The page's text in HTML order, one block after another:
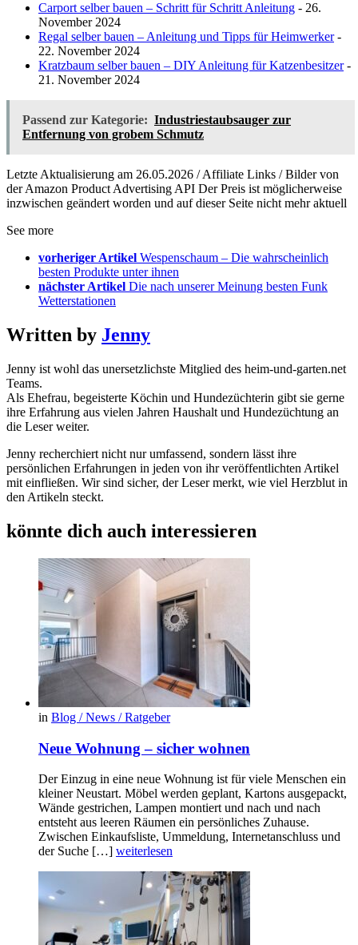
Carport selber bauen – Schritt für Schritt Anleitung - 26.
November 2024
Regal selber bauen – Anleitung und Tipps für Heimwerker-
22. November 2024
Kratzbaum selber bauen – DIY Anleitung für Katzenbesitzer-
21. November 2024
Passend zur Kategorie: Industriestaubsauger zur
Entfernung von grobem Schmutz
Letzte Aktualisierung am 26.05.2026 / Affiliate Links / Bilder von
der Amazon Product Advertising API Der Preis ist möglicherweise
inzwischen geändert worden und auf dieser Seite nicht mehr aktuell
See more
vorheriger Artikel Wespenschaum – Die wahrscheinlich
besten Produkte unter ihnen
nächster Artikel Die nach unserer Meinung besten Funk
Wetterstationen
Written by Jenny
Jenny ist wohl das unersetzlichste Mitglied des heim-und-garten.net
Teams.
Als Ehefrau, begeisterte Köchin und Hundezüchterin gibt sie gerne
ihre Erfahrung aus vielen Jahren Haushalt und Hundezüchtung an
die Leser weiter.
Jenny recherchiert nicht nur umfassend, sondern lässt ihre
persönlichen Erfahrungen in jeden von ihr veröffentlichten Artikel
mit einfließen. Wir sind sicher, der Leser merkt, wie viel Herzblut in
den Artikeln steckt.
könnte dich auch interessieren
in Blog / News / Ratgeber
Neue Wohnung – sicher wohnen
Der Einzug in eine neue Wohnung ist für viele Menschen ein
kleiner Neustart. Möbel werden geplant, Kartons ausgepackt,
Wände gestrichen, Lampen montiert und nach und nach
entsteht aus leeren Räumen ein persönliches Zuhause.
Zwischen Einkaufsliste, Ummeldung, Internetanschluss und
der Suche […] weiterlesen